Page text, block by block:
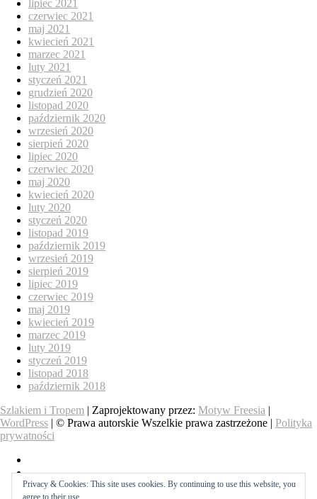
lipiec 2021
czerwiec 2021
maj 2021
kwiecień 2021
marzec 2021
luty 2021
styczeń 2021
grudzień 2020
listopad 2020
październik 2020
wrzesień 2020
sierpień 2020
lipiec 2020
czerwiec 2020
maj 2020
kwiecień 2020
luty 2020
styczeń 2020
listopad 2019
październik 2019
wrzesień 2019
sierpień 2019
lipiec 2019
czerwiec 2019
maj 2019
kwiecień 2019
marzec 2019
luty 2019
styczeń 2019
listopad 2018
październik 2018
Szlakiem i Tropem | Zaprojektowany przez: Motyw Freesia |
WordPress | © Prawa autorskie Wszelkie prawa zastrzeżone | Polityka
prywatności
nas
Góry
Pozostałe
Privacy & Cookies: This site uses cookies. By continuing to use this website, you
agree to their use.